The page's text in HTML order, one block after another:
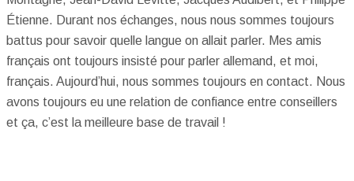
Étienne. Durant nos échanges, nous nous sommes toujours
battus pour savoir quelle langue on allait parler. Mes amis
français ont toujours insisté pour parler allemand, et moi,
français. Aujourd’hui, nous sommes toujours en contact. Nous
avons toujours eu une relation de confiance entre conseillers
et ça, c’est la meilleure base de travail !